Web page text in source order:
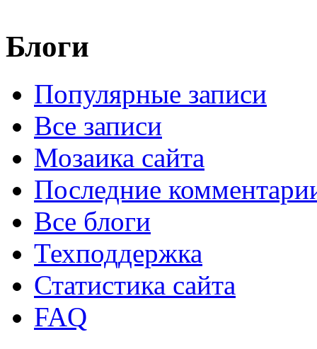
Блоги
Популярные записи
Все записи
Мозаика сайта
Последние
Все блоги
Техподдержка
Статистика сайта
FAQ